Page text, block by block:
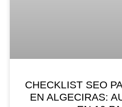
CHECKLIST SEO
EN ALGECIRAS: